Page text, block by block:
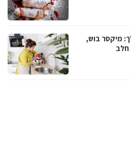
מיקסר בוש,
חלב